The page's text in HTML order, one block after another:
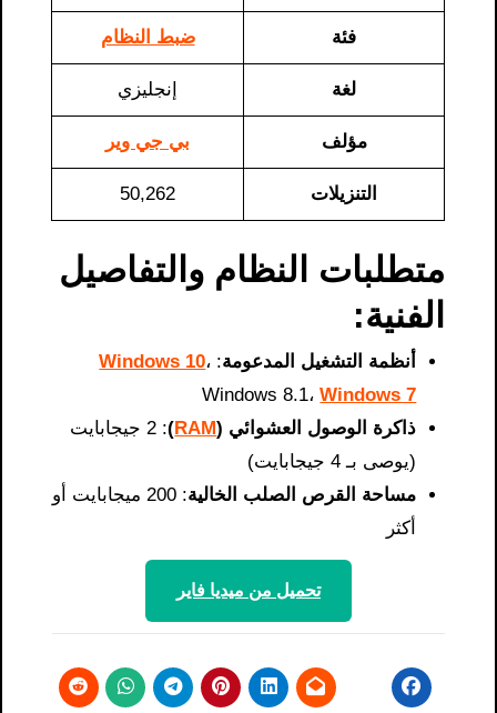
فئة ضبط النظام
لغة إنجليزي
مؤلف بي جي وير
التنزيلات 50,262
متطلبات النظام والتفاصيل
الفنية:
أنظمة التشغيل المدعومة:
Windows 10،
Windows 8.1،Windows 7
ذاكرة الوصول العشوائي (RAM
)
: 2 جيجابايت
(يوصى بـ 4 جيجابايت)
مساحة القرص الصلب الخالية
: 200 ميجابايت أو
أكثر
تحميل من ميديا ​​فاير